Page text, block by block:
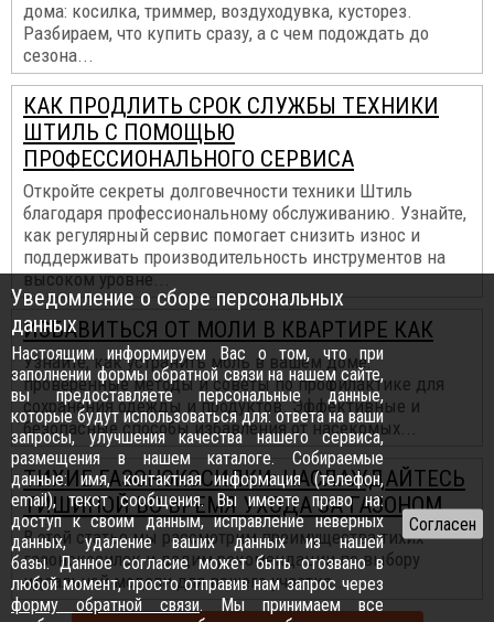
дома: косилка, триммер, воздуходувка, кусторез.
Разбираем, что купить сразу, а с чем подождать до
сезона...
КАК ПРОДЛИТЬ СРОК СЛУЖБЫ ТЕХНИКИ
ШТИЛЬ С ПОМОЩЬЮ
ПРОФЕССИОНАЛЬНОГО СЕРВИСА
Откройте секреты долговечности техники Штиль
благодаря профессиональному обслуживанию. Узнайте,
как регулярный сервис помогает снизить износ и
поддерживать производительность инструментов на
высоком уровне...
ИЗБАВИТЬСЯ ОТ МОЛИ В КВАРТИРЕ КАК
Узнайте, как устранить моль в вашем доме:
проверенные методы и советы по профилактике для
сохранения одежды и продуктов. Эффективные и
безопасные способы избавления от насекомых...
ТИХИЕ ГАЗОНОКОСИЛКИ: НАСЛАЖДАЙТЕСЬ
ТИШИНОЙ ВО ВРЕМЯ УХОДА ЗА ГАЗОНОМ
В этой статье мы рассмотрим преимущества тихих
газонокосилок и дадим рекомендации по выбору
идеальной модели для вашего участка...
Уведомление о сборе персональных
данных
Настоящим информируем Вас о том, что при
заполнении формы обратной связи на нашем сайте,
вы предоставляете персональные данные,
которые будут использоваться для: ответа на ваши
запросы, улучшения качества нашего сервиса,
размещения в нашем каталоге. Собираемые
данные: имя, контактная информация (телефон,
email), текст сообщения. Вы имеете право на:
доступ к своим данным, исправление неверных
данных, удаление ваших данных из нашей
базы. Данное согласие может быть отозвано в
любой момент, просто отправив нам запрос через
форму обратной связи. Мы принимаем все